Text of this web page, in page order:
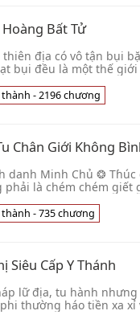
Bất Tử
thiên địa có vô tận bụi
bụi đều là một thế giới
tr👦 Trà Sơn Dương
- 2196 chương
Chân Giới Không
danh Minh Chủ ❂ Tɦúc
phải là chém chém giết
Tiết Tiểu Cửu
- 735 chương
Siêu Cấp Y Thánh
lữ địa, tu hành
thường háo tiền xa xỉ